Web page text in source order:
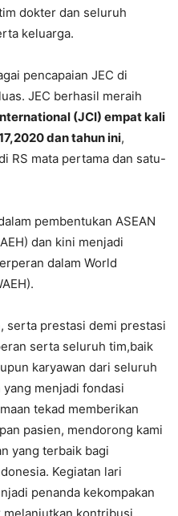
dokter dan seluruh
keluarga.
pencapaian JEC di
JEC berhasil meraih
(JCI) empat kali
dan tahun ini,
RS mata pertama dan satu-
pembentukan ASEAN
dan kini menjadi
dalam World
serta prestasi demi prestasi
serta seluruh tim,baik
karyawan dari seluruh
menjadi fondasi
tekad memberikan
pasien, mendorong kami
yang terbaik bagi
Kegiatan lari
penanda kekompakan
melanjutkan kontribusi